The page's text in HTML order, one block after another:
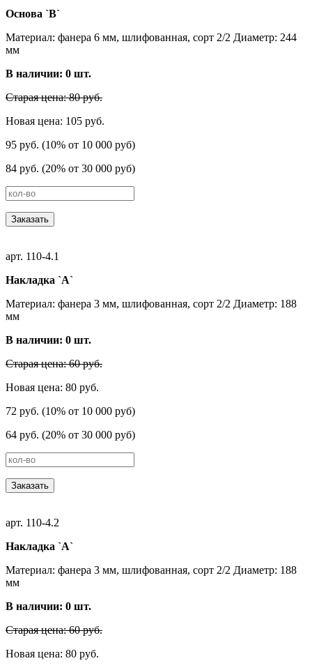
Основа `В`
Материал: фанера 6 мм, шлифованная, сорт 2/2 Диаметр: 244
мм
В наличии: 0 шт.
Старая цена: 80 руб.
Новая цена: 105 руб.
95 руб. (10% от 10 000 руб)
84 руб. (20% от 30 000 руб)
Заказать
арт. 110-4.1
Накладка `А`
Материал: фанера 3 мм, шлифованная, сорт 2/2 Диаметр: 188
мм
В наличии: 0 шт.
Старая цена: 60 руб.
Новая цена: 80 руб.
72 руб. (10% от 10 000 руб)
64 руб. (20% от 30 000 руб)
Заказать
арт. 110-4.2
Накладка `А`
Материал: фанера 3 мм, шлифованная, сорт 2/2 Диаметр: 188
мм
В наличии: 0 шт.
Старая цена: 60 руб.
Новая цена: 80 руб.